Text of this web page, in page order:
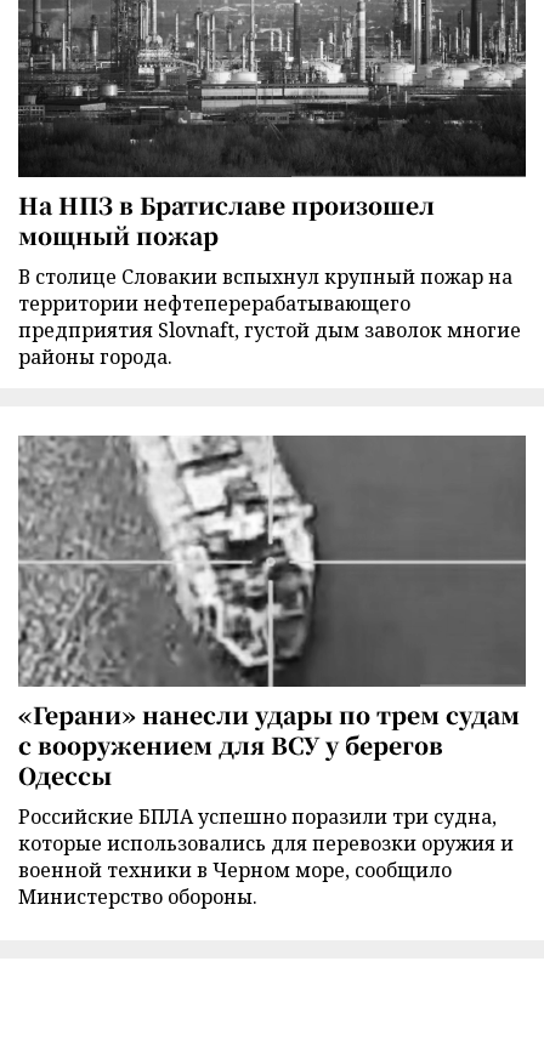
На НПЗ в Братиславе произошел
мощный пожар
В столице Словакии вспыхнул крупный пожар на
территории нефтеперерабатывающего
предприятия Slovnaft, густой дым заволок многие
районы города.
«Герани» нанесли удары по трем судам
с вооружением для ВСУ у берегов
Одессы
Российские БПЛА успешно поразили три судна,
которые использовались для перевозки оружия и
военной техники в Черном море, сообщило
Министерство обороны.